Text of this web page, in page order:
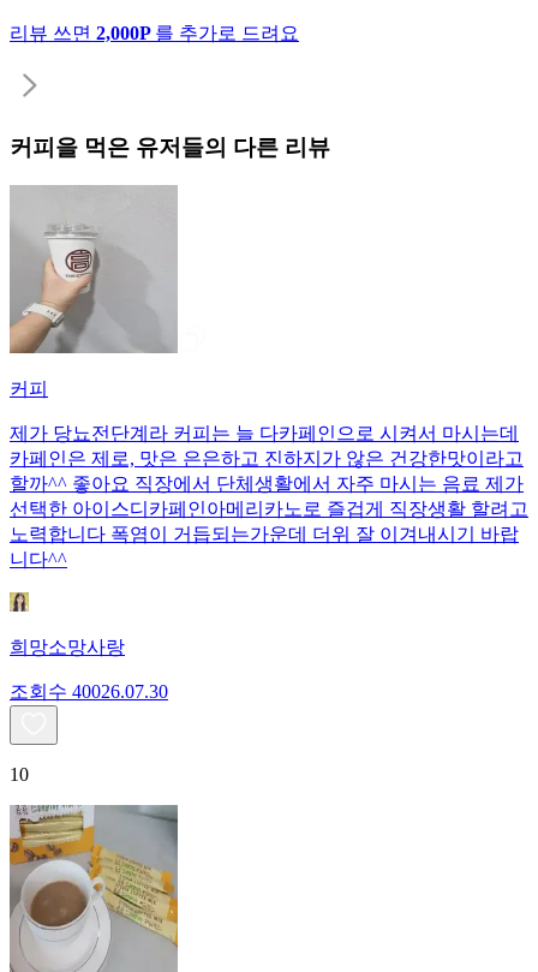
리뷰 쓰면 2,000P 를 추가로 드려요
커피 을 먹은 유저들의 다른 리뷰
커피
제가 당뇨전단계라 커피는 늘 다카페인으로 시켜서 마시는데
카페인은 제로, 맛은 은은하고 진하지가 않은 건강한맛이라고
할까^^ 좋아요 직장에서 단체생활에서 자주 마시는 음료 제가
선택한 아이스디카페인아메리카노로 즐겁게 직장생활 할려고
노력합니다 폭염이 거듭되는가운데 더위 잘 이겨내시기 바랍
니다^^
희망소망사랑
조회수 40026.07.30
10